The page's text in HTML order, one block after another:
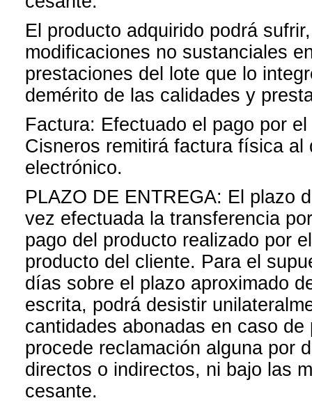
El producto adquirido podrá
modificaciones no sustanciales
prestaciones del lote que lo
demérito de las calidades y
Factura: Efectuado el pago por
Cisneros remitirá factura física
electrónico.
PLAZO DE ENTREGA: El plazo
vez efectuada la transferencia
pago del producto realizado por
producto del cliente. Para el
días sobre el plazo aproximado
escrita, podrá desistir
cantidades abonadas en caso
procede reclamación alguna por
directos o indirectos, ni bajo las
cesante.